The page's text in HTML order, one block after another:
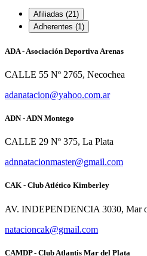
Afiliadas (21)
Adherentes (1)
ADA - Asociación Deportiva Arenas
CALLE 55 Nº 2765, Necochea
adanatacion@yahoo.com.ar
ADN - ADN Montego
CALLE 29 Nº 375, La Plata
adnnatacionmaster@gmail.com
CAK - Club Atlético Kimberley
AV. INDEPENDENCIA 3030, Mar
natacioncak@gmail.com
CAMDP - Club Atlantis Mar del Plata